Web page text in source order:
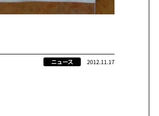
ニュース 2012.11.17